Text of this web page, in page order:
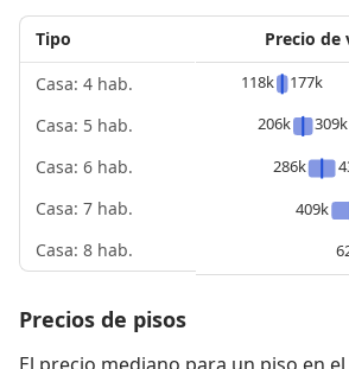
Tipo
Casa: 4 hab.
Casa: 5 hab.
Casa: 6 hab.
Casa: 7 hab.
Casa: 8 hab.
Precio de
118k
177k
206k
309k
286k
409k
Precios de pisos
El precio mediano para un piso en